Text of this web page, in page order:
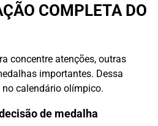
COMPLETA DO
concentre atenções, outras
importantes. Dessa
calendário olímpico.
de medalha